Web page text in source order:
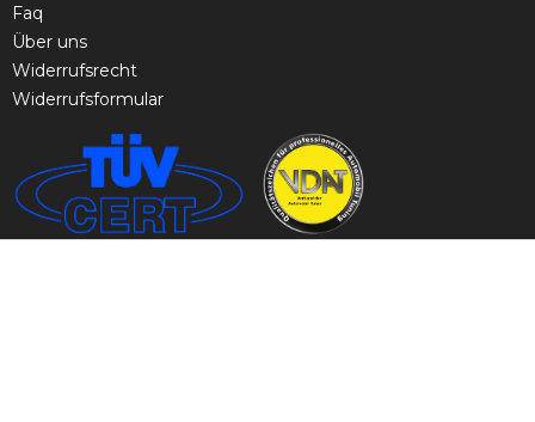
Faq
Über uns
Widerrufsrecht
Widerrufsformular